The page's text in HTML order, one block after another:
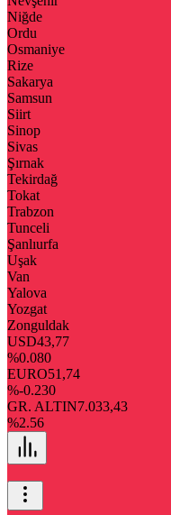
Niğde
Ordu
Osmaniye
Rize
Sakarya
Samsun
Siirt
Sinop
Sivas
Şırnak
Tekirdağ
Tokat
Trabzon
Tunceli
Şanlıurfa
Uşak
Van
Yalova
Yozgat
Zonguldak
USD43,77
%0.080
EURO51,74
%-0.230
GR. ALTIN7.033,43
%2.56